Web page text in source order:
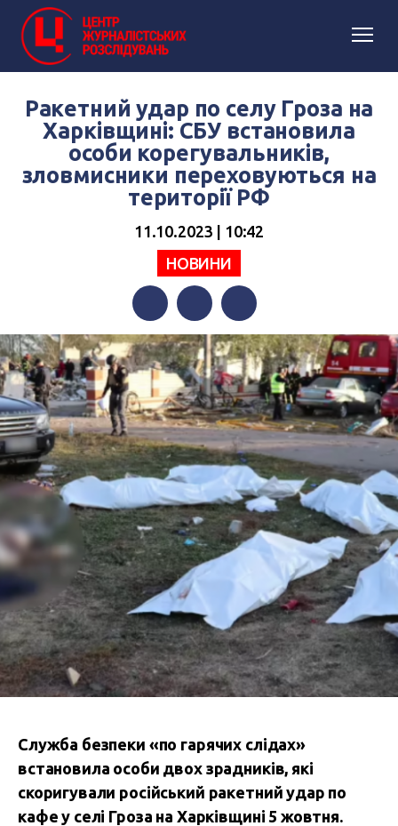
Ракетний удар по селу Гроза на
Харківщині: СБУ встановила
особи корегувальників,
зловмисники переховуються на
території РФ
11.10.2023 | 10:42
НОВИНИ
FacebookTwitterTelegram
Служба безпеки «по гарячих слідах»
встановила особи двох зрадників, які
скоригували російський ракетний удар по
кафе у селі Гроза на Харківщині 5 жовтня.